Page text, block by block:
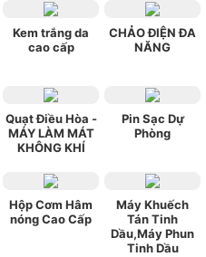
Kem trắng da
cao cấp
CHẢO ĐIỆN ĐA
NĂNG
Quạt Điều Hòa -
MÁY LÀM MÁT
KHÔNG KHÍ
Pin Sạc Dự
Phòng
Hộp Cơm Hâm
nóng Cao Cấp
Máy Khuếch
Tán Tinh
Dầu,Máy Phun
Tinh Dầu